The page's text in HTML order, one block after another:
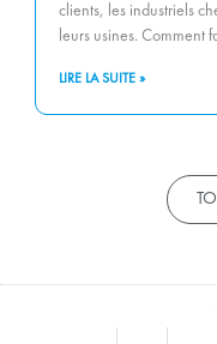
clients, les industriels
leurs usines. Comment
LIRE LA SUITE »